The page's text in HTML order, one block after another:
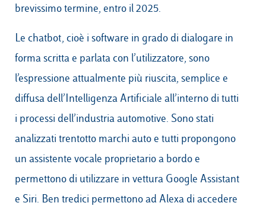
brevissimo termine, entro il 2025.
Le chatbot, cioè i software in grado di dialogare in
forma scritta e parlata con l’utilizzatore, sono
l’espressione attualmente più riuscita, semplice e
diffusa dell’Intelligenza Artificiale all’interno di tutti
i processi dell’industria automotive. Sono stati
analizzati trentotto marchi auto e tutti propongono
un assistente vocale proprietario a bordo e
permettono di utilizzare in vettura Google Assistant
e Siri. Ben tredici permettono ad Alexa di accedere